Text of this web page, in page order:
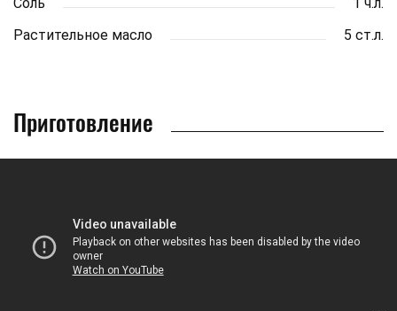
Растительное масло
5 ст.л.
Приготовление